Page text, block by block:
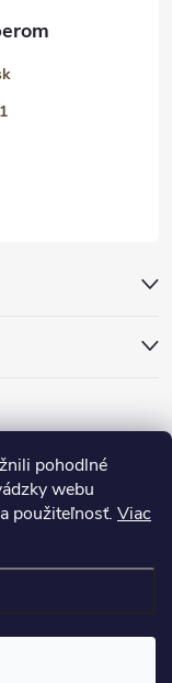
pohodlné
webu
použiteľnosť. Viac